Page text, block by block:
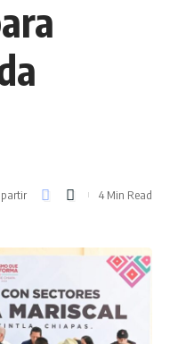
4 Min Read